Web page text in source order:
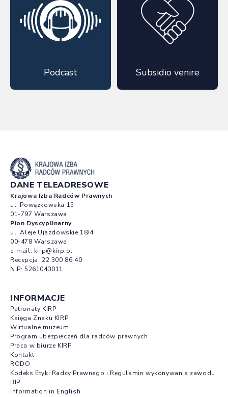
Podcast Subsidio venire
DANE TELEADRESOWE
Krajowa Izba Radców Prawnych
ul. Powązkowska 15
01-797 Warszawa
Pion Dyscyplinarny
ul. Aleje Ujazdowskie 18/4
00-478 Warszawa
e-mail: kirp@kirp.pl
Recepcja: 22 300 86 40
NIP: 5261043011
INFORMACJE
Patronaty KIRP
Księga Znaku KIRP
Wirtualne muzeum
Program ubezpieczeń dla radców prawnych
Praca w biurze KIRP
Kontakt
RODO
Kodeks Etyki Radcy Prawnego i Regulamin wykonywania zawodu
BIP
Information in English